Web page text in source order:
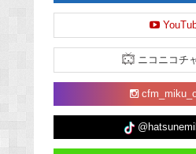
ニコニコチ